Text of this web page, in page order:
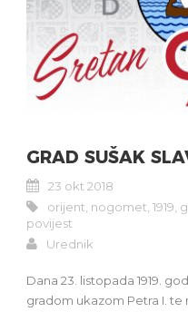
GRAD SUŠAK
23 okt 2018
orijent nogomet 1919
povijest
Urednik
Dana 23. listopada 1919.
gradom ukazom Petra I. te